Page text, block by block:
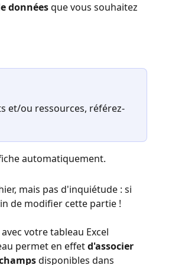
données que vous souhaitez
et/ou ressources, référez-
automatiquement.
mais pas d'inquiétude : si
de modifier cette partie !
votre tableau Excel
permet en effet d'associer
disponibles dans